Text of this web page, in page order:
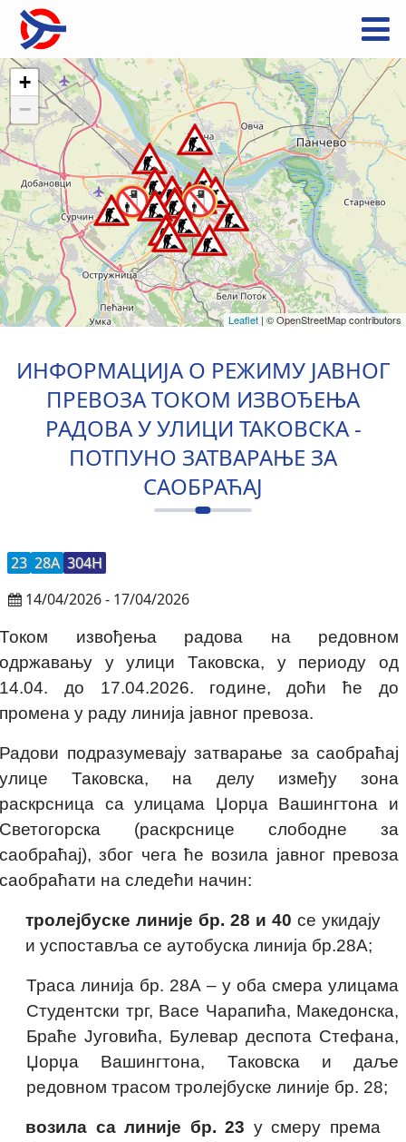
+
−
Leaflet | © OpenStreetMap contributors
ИНФОРМАЦИЈА О РЕЖИМУ ЈАВНОГ
ПРЕВОЗА ТОКОМ ИЗВОЂЕЊА
РАДОВА У УЛИЦИ ТАКОВСКА -
ПОТПУНО ЗАТВАРАЊЕ ЗА
САОБРАЋАЈ
23 28A 304Н
14/04/2026 - 17/04/2026
Током извођења радова на редовном
одржавању у улици Таковска, у периоду од
14.04. до 17.04.2026. године, доћи ће до
промена у раду линија јавног превоза.
Радови подразумевају затварање за саобраћај
улице Таковска, на делу између зона
раскрсница са улицама Џорџа Вашингтона и
Светогорска (раскрснице слободне за
саобраћај), због чега ће возила јавног превоза
саобраћати на следећи начин:
тролејбуске линије бр. 28 и 40 се укидају
и успоставља се аутобуска линија бр.28А;
Траса линија бр. 28А – у оба смера улицама
Студентски трг, Васе Чарапића, Македонска,
Браће Југовића, Булевар деспота Стефана,
Џорџа Вашингтона, Таковска и даље
редовном трасом тролејбуске линије бр. 28;
возила са линије бр. 23 у смеру према